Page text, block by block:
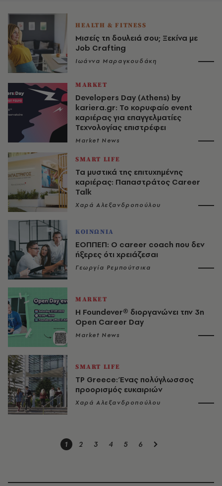
HEALTH & FITNESS
Μισείς τη δουλειά σου; Ξεκίνα με
Job Crafting
Ιωάννα Μαραγκουδάκη
MARKET
Developers Day (Athens) by
kariera.gr: Το κορυφαίο event
καριέρας για επαγγελματίες
Τεχνολογίας επιστρέφει
Market News
SMART LIFE
Τα μυστικά της επιτυχημένης
καριέρας: Παπαστράτος Career
Talk
Χαρά Αλεξανδροπούλου
ΚΟΙΝΩΝΙΑ
ΕΟΠΠΕΠ: Ο career coach που δεν
ήξερες ότι χρειάζεσαι
Γεωργία Ρεμπούτσικα
MARKET
Η Foundever® διοργανώνει την 3η
Open Career Day
Market News
SMART LIFE
TP Greece: Ένας πολύγλωσσος
προορισμός ευκαιριών
Χαρά Αλεξανδροπούλου
1 2 3 4 5 6